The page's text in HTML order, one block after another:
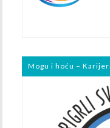
Mogu i hoću –